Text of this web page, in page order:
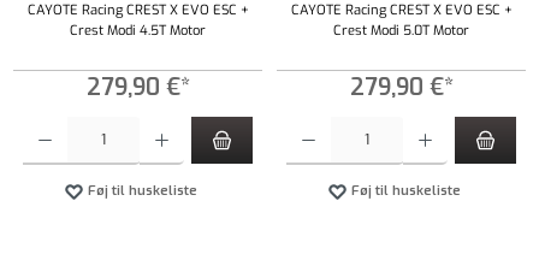
CAYOTE Racing CREST X EVO ESC +
Crest Modi 4.5T Motor
279,90 €*
Føj til huskeliste
CAYOTE Racing CREST X EVO ESC +
Crest Modi 5.0T Motor
279,90 €*
Føj til huskeliste